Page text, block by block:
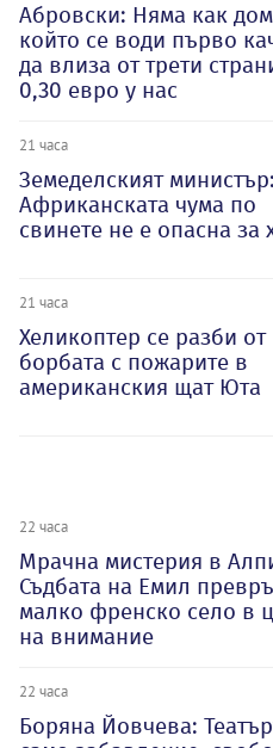
Абровски: Няма как
който се води първо
да влиза от трети
0,30 евро у нас
21 часа
Земеделският министър:
Африканската чума по
свинете не е опасна за
21 часа
Хеликоптер се разби от
борбата с пожарите в
американския щат Юта
22 часа
Мрачна мистерия в
Съдбата на Емил
малко френско село в
на внимание
22 часа
Боряна Йовчева: